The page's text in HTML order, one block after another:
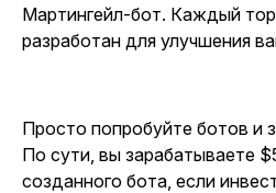
Мартингейл-бот. Каждый
разработан для улучшения
Просто попробуйте ботов и
По сути, вы зарабатываете
созданного бота, если